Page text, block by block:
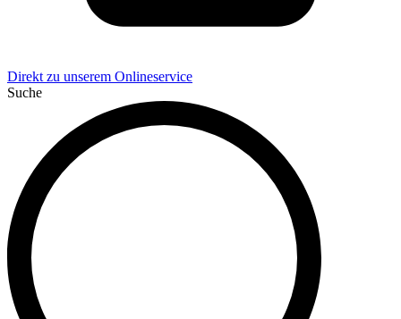
Direkt zu unserem Onlineservice
Suche